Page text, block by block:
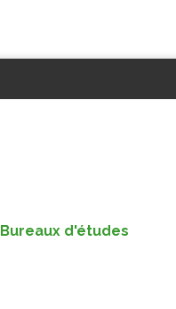
Bureaux d'études